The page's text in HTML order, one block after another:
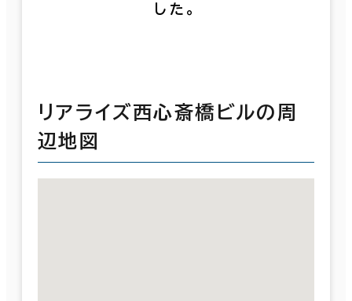
した。
リアライズ西心斎橋ビルの周
辺地図